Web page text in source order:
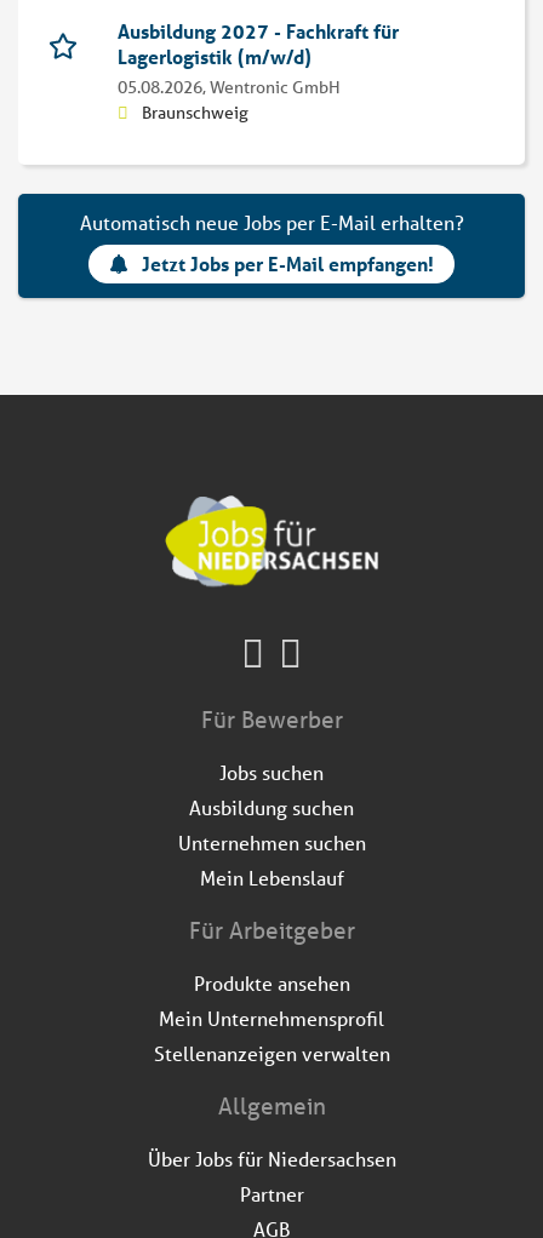
Ausbildung 2027 - Fachkraft für
Lagerlogistik (m/w/d)
05.08.2026,Wentronic GmbH
Braunschweig
Automatisch neue Jobs per E-Mail erhalten?
Jetzt Jobs per E-Mail empfangen!
Für Bewerber
Jobs suchen
Ausbildung suchen
Unternehmen suchen
Mein Lebenslauf
Für Arbeitgeber
Produkte ansehen
Mein Unternehmensprofil
Stellenanzeigen verwalten
Allgemein
Über Jobs für Niedersachsen
Partner
AGB